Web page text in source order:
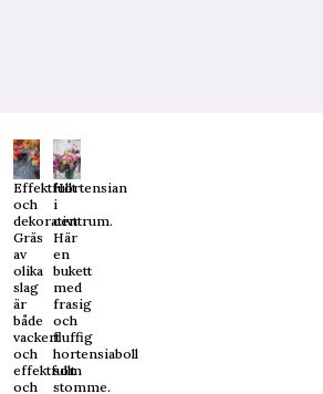
Effektfullt
och
dekorativt
Gräs
av
olika
slag
är
både
vackert
och
effektfullt
och
Hortensian
i
centrum.
Här
en
bukett
med
frasig
och
fluffig
hortensiaboll
som
stomme.